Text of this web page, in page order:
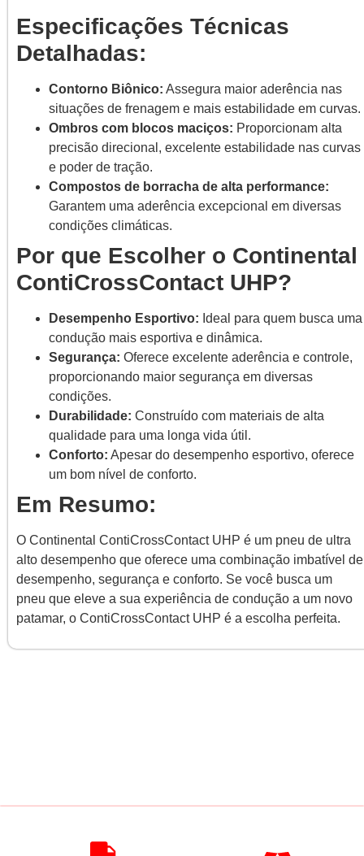
Especificações Técnicas
Detalhadas:
Contorno Biônico: Assegura maior aderência nas
situações de frenagem e mais estabilidade em curvas.
Ombros com blocos maciços: Proporcionam alta
precisão direcional, excelente estabilidade nas curvas
e poder de tração.
Compostos de borracha de alta performance:
Garantem uma aderência excepcional em diversas
condições climáticas.
Por que Escolher o Continental
ContiCrossContact UHP?
Desempenho Esportivo: Ideal para quem busca uma
condução mais esportiva e dinâmica.
Segurança: Oferece excelente aderência e controle,
proporcionando maior segurança em diversas
condições.
Durabilidade: Construído com materiais de alta
qualidade para uma longa vida útil.
Conforto: Apesar do desempenho esportivo, oferece
um bom nível de conforto.
Em Resumo:
O Continental ContiCrossContact UHP é um pneu de ultra
alto desempenho que oferece uma combinação imbatível de
desempenho, segurança e conforto. Se você busca um
pneu que eleve a sua experiência de condução a um novo
patamar, o ContiCrossContact UHP é a escolha perfeita.